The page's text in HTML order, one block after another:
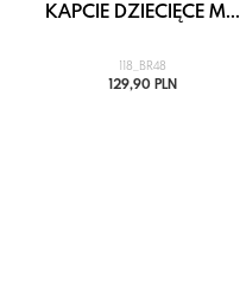
KAPCIE DZIECIĘCE M...
118_BR48
129,90 PLN